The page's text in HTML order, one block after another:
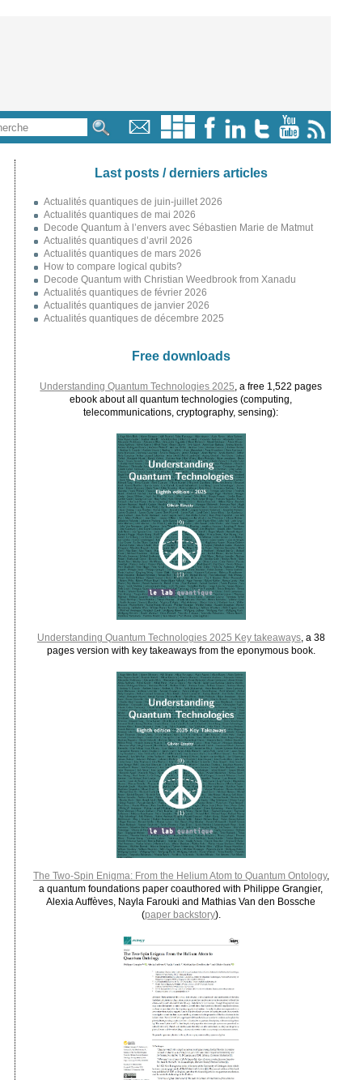
Last posts / derniers articles
Actualités quantiques de juin-juillet 2026
Actualités quantiques de mai 2026
Decode Quantum à l’envers avec Sébastien Marie de Matmut
Actualités quantiques d’avril 2026
Actualités quantiques de mars 2026
How to compare logical qubits?
Decode Quantum with Christian Weedbrook from Xanadu
Actualités quantiques de février 2026
Actualités quantiques de janvier 2026
Actualités quantiques de décembre 2025
Free downloads
Understanding Quantum Technologies 2025 , a free 1,522 pages
ebook about all quantum technologies (computing,
telecommunications, cryptography, sensing):
Understanding Quantum Technologies 2025 Key takeaways, a 38
pages version with key takeaways from the eponymous book.
The Two-Spin Enigma: From the Helium Atom to Quantum Ontology,
a quantum foundations paper coauthored with Philippe Grangier,
Alexia Auffèves, Nayla Farouki and Mathias Van den Bossche
(paper backstory).